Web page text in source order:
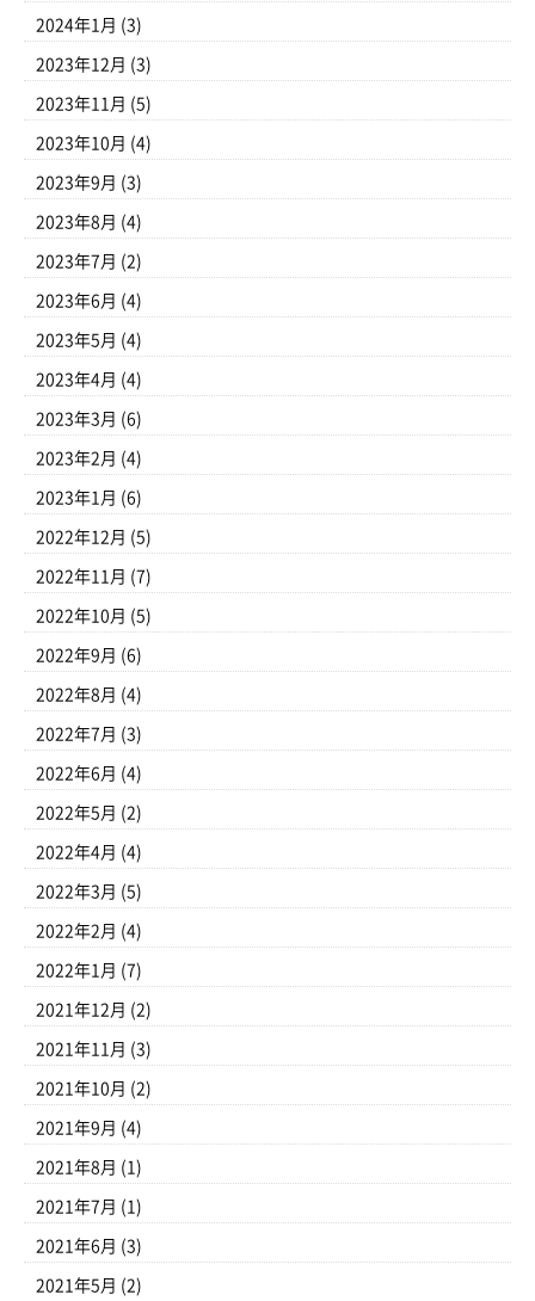
2024年1月 (3)
2023年12月 (3)
2023年11月 (5)
2023年10月 (4)
2023年9月 (3)
2023年8月 (4)
2023年7月 (2)
2023年6月 (4)
2023年5月 (4)
2023年4月 (4)
2023年3月 (6)
2023年2月 (4)
2023年1月 (6)
2022年12月 (5)
2022年11月 (7)
2022年10月 (5)
2022年9月 (6)
2022年8月 (4)
2022年7月 (3)
2022年6月 (4)
2022年5月 (2)
2022年4月 (4)
2022年3月 (5)
2022年2月 (4)
2022年1月 (7)
2021年12月 (2)
2021年11月 (3)
2021年10月 (2)
2021年9月 (4)
2021年8月 (1)
2021年7月 (1)
2021年6月 (3)
2021年5月 (2)